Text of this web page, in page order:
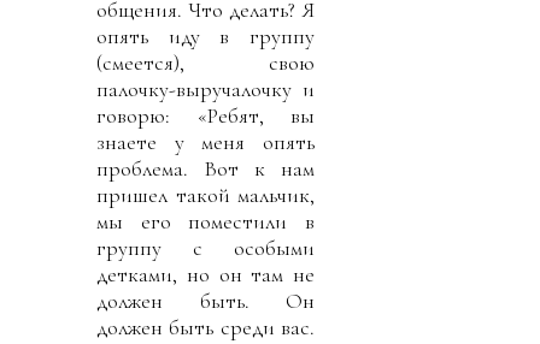
общения. Что делать? Я
опять иду в группу
(смеется), свою
палочку-выручалочку и
говорю: «Ребят, вы
знаете у меня опять
проблема. Вот к нам
пришел такой мальчик,
мы его поместили в
группу с особыми
детками, но он там не
должен быть. Он
должен быть среди вас.